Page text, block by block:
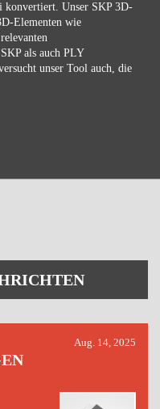
konvertiert. Unser SKP 3D-
Elementen wie
als auch PLY
unser Tool auch, die
Aug. 14, 2025